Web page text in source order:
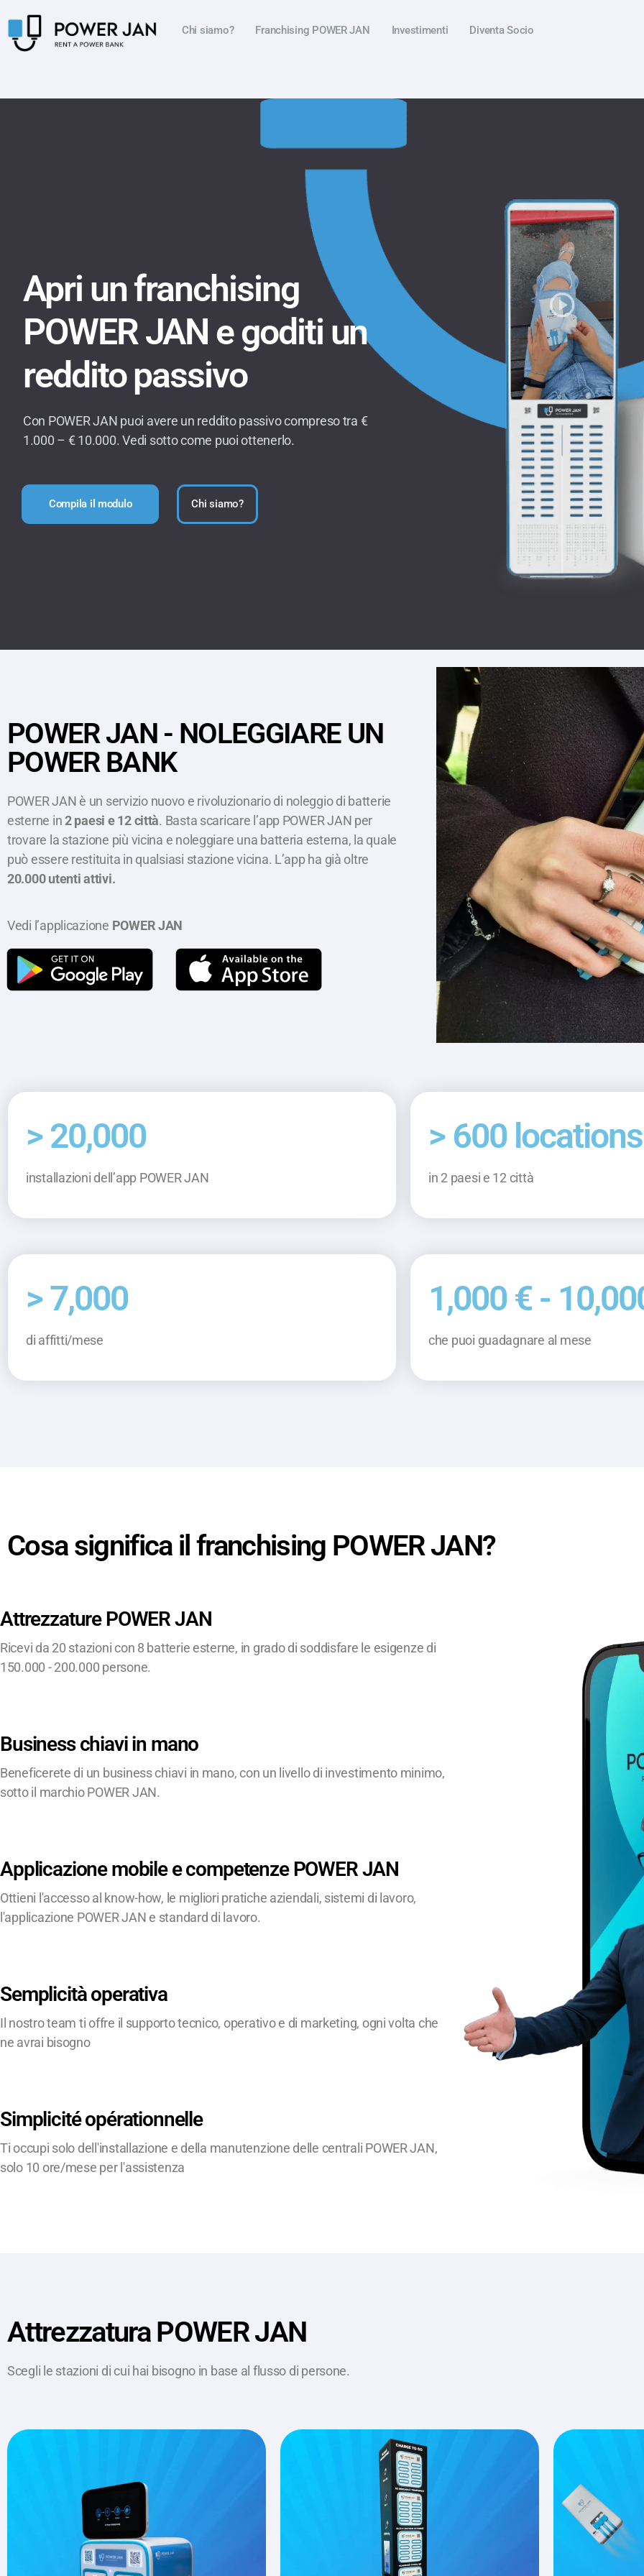
Chi siamo? Franchising POWER JAN Investimenti Diventa Socio
Apri un franchising
POWER JAN e goditi un
reddito passivo
Con POWER JAN puoi avere un reddito passivo compreso tra €
1.000 – € 10.000. Vedi sotto come puoi ottenerlo.
Compila il modulo Chi siamo?
POWER JAN - NOLEGGIARE UN
POWER BANK
POWER JAN è un servizio nuovo e rivoluzionario di noleggio di batterie
esterne in2 paesi e 12 città. Basta scaricare l’app POWER JAN per
trovare la stazione più vicina e noleggiare una batteria esterna, la quale
può essere restituita in qualsiasi stazione vicina. L’app ha già oltre
20.000 utenti attivi.
Vedi l’applicazione POWER JAN
> 20,000
installazioni dell’app POWER JAN
> 600 locations
in 2 paesi e 12 città
> 7,000
di affitti/mese
1,000 € -
che puoi guadagnare al mese
Cosa significa il franchising POWER JAN?
Attrezzature POWER JAN
Ricevi da 20 stazioni con 8 batterie esterne, in grado di soddisfare le esigenze di
150.000 - 200.000 persone.
Business chiavi in mano
Beneficerete di un business chiavi in mano, con un livello di investimento minimo,
sotto il marchio POWER JAN.
Applicazione mobile e competenze POWER JAN
Ottieni l'accesso al know-how, le migliori pratiche aziendali, sistemi di lavoro,
l'applicazione POWER JAN e standard di lavoro.
Semplicità operativa
Il nostro team ti offre il supporto tecnico, operativo e di marketing, ogni volta che
ne avrai bisogno
Simplicité opérationnelle
Ti occupi solo dell'installazione e della manutenzione delle centrali POWER JAN,
solo 10 ore/mese per l'assistenza
Attrezzatura POWER JAN
Scegli le stazioni di cui hai bisogno in base al flusso di persone.